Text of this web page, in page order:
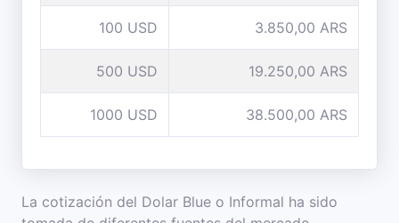
100 USD 3.850,00 ARS
500 USD 19.250,00 ARS
1000 USD 38.500,00 ARS
La cotización del Dolar Blue o Informal ha sido